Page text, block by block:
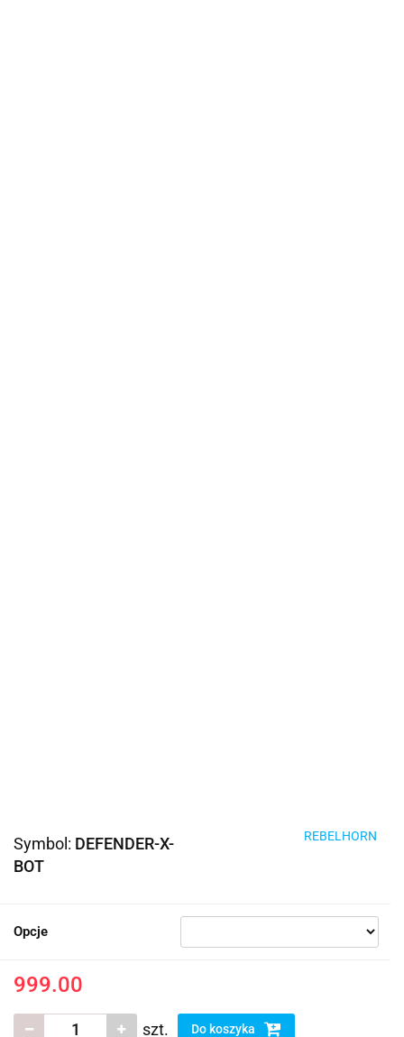
Symbol: DEFENDER-X-
BOT
REBELHORN
Opcje
999.00
szt. Do koszyka